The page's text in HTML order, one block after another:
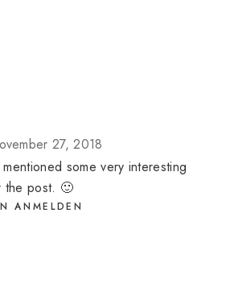
27, 2018
some very interesting
the post. 🙂
ANMELDEN